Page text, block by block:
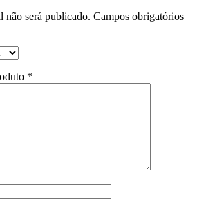
não será publicado. Campos obrigatórios
*